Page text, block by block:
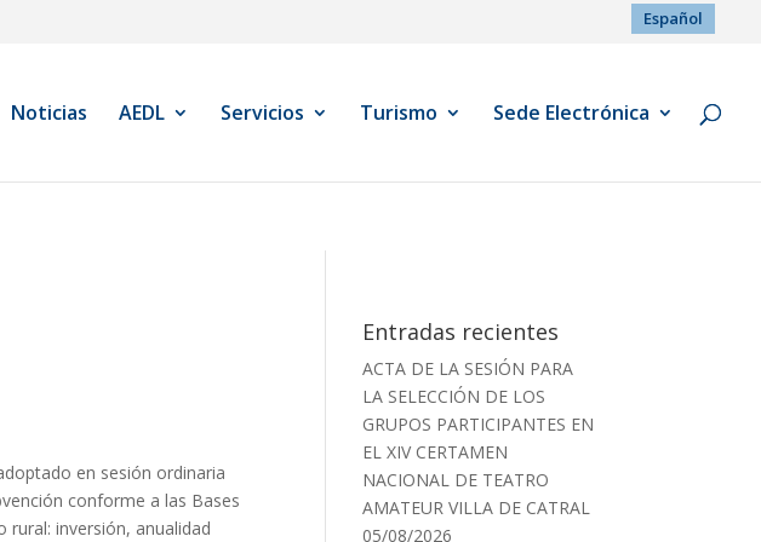
Español
Noticias AEDL Servicios Turismo Sede Electrónica
en sesión ordinaria
conforme a las Bases
inversión, anualidad
Entradas recientes
ACTA DE LA SESIÓN PARA
LA SELECCIÓN DE LOS
GRUPOS PARTICIPANTES EN
EL XIV CERTAMEN
NACIONAL DE TEATRO
AMATEUR VILLA DE CATRAL
05/08/2026